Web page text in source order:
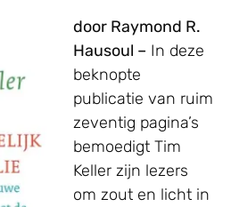
door Raymond R.
Hausoul – In deze
beknopte
publicatie van ruim
zeventig pagina’s
bemoedigt Tim
Keller zijn lezers
om zout en licht in